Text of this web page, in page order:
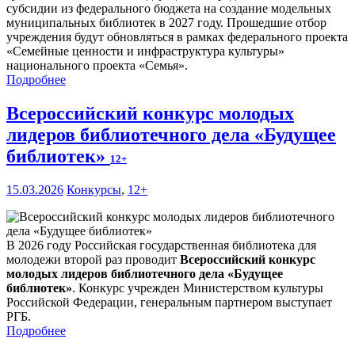
субсидии из федерального бюджета на создание модельных
муниципальных библиотек в 2027 году. Прошедшие отбор
учреждения будут обновляться в рамках федерального проекта
«Семейные ценности и инфраструктура культуры»
национального проекта «Семья».
Подробнее
Всероссийский конкурс молодых
лидеров библиотечного дела «Будущее
библиотек» 12+
15.03.2026 Конкурсы, 12+
В 2026 году Российская государственная библиотека для
молодежи второй раз проводит Всероссийский конкурс
молодых лидеров библиотечного дела «Будущее
библиотек». Конкурс учрежден Министерством культуры
Российской Федерации, генеральным партнером выступает
РГБ.
Подробнее